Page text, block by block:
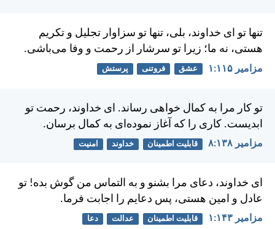
تنها تو ای خداوند، بلی، تنها تو سزاوار تجليل و تكريم
هستی، نه ما؛ زيرا تو سرشار از رحمت و وفا می‌باشی.
مزامير ۱۱۵:‏۱ عشق فروتنی پرستش
تو كار مرا به كمال خواهی رساند. ای خداوند، رحمت تو
ابديست. كاری را كه آغاز نموده‌ای به كمال برسان.
مزامير ۱۳۸:‏۸ قابلیت اطمینان خداوند امنیت
ای خداوند، دعای مرا بشنو و به التماس من گوش بده! تو
عادل و امين هستی، پس دعايم را اجابت فرما.
مزامير ۱۴۳:‏۱ قابلیت اطمینان عدالت دعا